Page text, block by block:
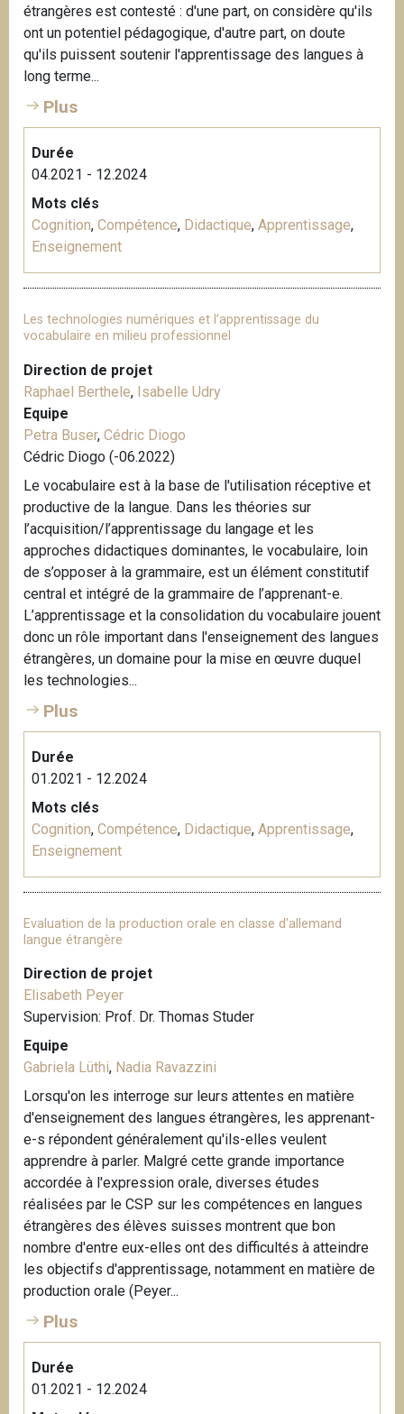
étrangères est contesté : d'une part, on considère qu'ils
ont un potentiel pédagogique, d'autre part, on doute
qu'ils puissent soutenir l'apprentissage des langues à
long terme...
Plus
Durée
04.2021 - 12.2024
Mots clés
Cognition, Compétence, Didactique, Apprentissage,
Enseignement
Les technologies numériques et l’apprentissage du
vocabulaire en milieu professionnel
Direction de projet
Raphael Berthele, Isabelle Udry
Equipe
Petra Buser, Cédric Diogo
Cédric Diogo (-06.2022)
Le vocabulaire est à la base de l'utilisation réceptive et
productive de la langue. Dans les théories sur
l’acquisition/l’apprentissage du langage et les
approches didactiques dominantes, le vocabulaire, loin
de s’opposer à la grammaire, est un élément constitutif
central et intégré de la grammaire de l’apprenant-e.
L’apprentissage et la consolidation du vocabulaire jouent
donc un rôle important dans l'enseignement des langues
étrangères, un domaine pour la mise en œuvre duquel
les technologies...
Plus
Durée
01.2021 - 12.2024
Mots clés
Cognition, Compétence, Didactique, Apprentissage,
Enseignement
Evaluation de la production orale en classe d'allemand
langue étrangère
Direction de projet
Elisabeth Peyer
Supervision: Prof. Dr. Thomas Studer
Equipe
Gabriela Lüthi, Nadia Ravazzini
Lorsqu'on les interroge sur leurs attentes en matière
d'enseignement des langues étrangères, les apprenant-
e-s répondent généralement qu'ils-elles veulent
apprendre à parler. Malgré cette grande importance
accordée à l'expression orale, diverses études
réalisées par le CSP sur les compétences en langues
étrangères des élèves suisses montrent que bon
nombre d'entre eux-elles ont des difficultés à atteindre
les objectifs d'apprentissage, notamment en matière de
production orale (Peyer...
Plus
Durée
01.2021 - 12.2024